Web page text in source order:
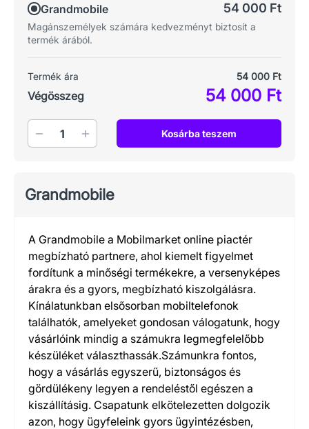
Grandmobile 54 000 Ft
Magánszemélyek számára kedvezményt biztosít a
termék árából.
Termék ára 54 000 Ft
Végösszeg 54 000 Ft
Mennyiség Kosárba teszem
Grandmobile
A Grandmobile a Mobilmarket online piactér
megbízható partnere, ahol kiemelt figyelmet
fordítunk a minőségi termékekre, a versenyképes
árakra és a gyors, megbízható kiszolgálásra.
Kínálatunkban elsősorban mobiltelefonok
találhatók, amelyeket gondosan válogatunk, hogy
vásárlóink mindig a számukra legmegfelelőbb
készüléket választhassák.Számunkra fontos,
hogy a vásárlás egyszerű, biztonságos és
gördülékeny legyen a rendeléstől egészen a
kiszállításig. Csapatunk elkötelezetten dolgozik
azon, hogy ügyfeleink gyors ügyintézésben,